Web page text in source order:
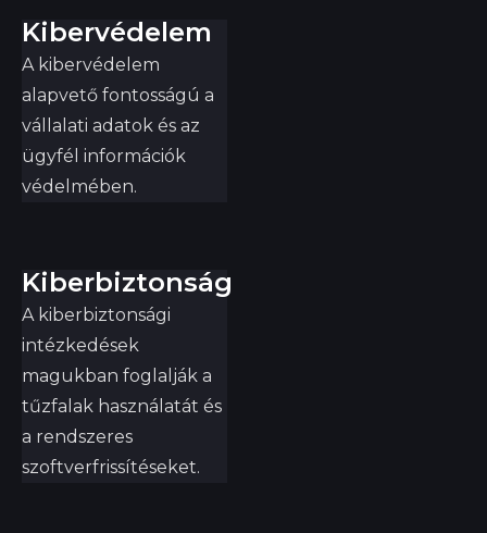
Kibervédelem
A kibervédelem
alapvető fontosságú a
vállalati adatok és az
ügyfél információk
védelmében.
Kiberbiztonság
A kiberbiztonsági
intézkedések
magukban foglalják a
tűzfalak használatát és
a rendszeres
szoftverfrissítéseket.